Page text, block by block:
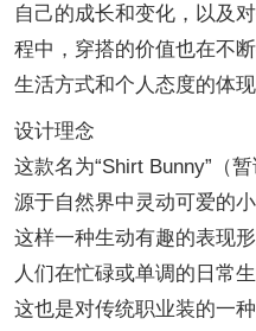
自己的成长和变化，以及
程中，穿搭的价值也在不
生活方式和个人态度的体现
设计理念
这款名为“Shirt Bunny”（
源于自然界中灵动可爱的
这样一种生动有趣的表现
人们在忙碌或单调的日常
这也是对传统职业装的一